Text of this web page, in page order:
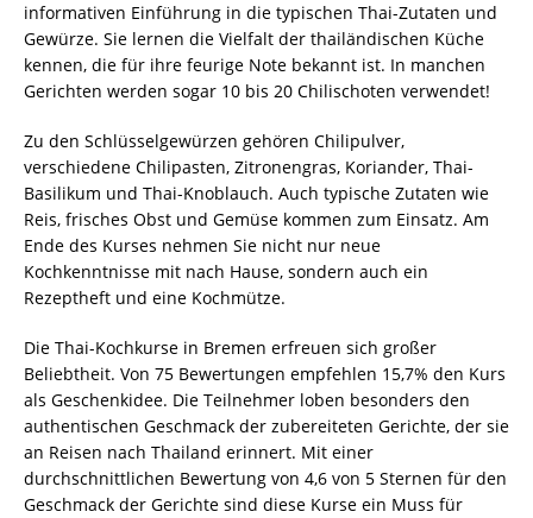
informativen Einführung in die typischen Thai-Zutaten und
Gewürze. Sie lernen die Vielfalt der thailändischen Küche
kennen, die für ihre feurige Note bekannt ist. In manchen
Gerichten werden sogar 10 bis 20 Chilischoten verwendet!
Zu den Schlüsselgewürzen gehören Chilipulver,
verschiedene Chilipasten, Zitronengras, Koriander, Thai-
Basilikum und Thai-Knoblauch. Auch typische Zutaten wie
Reis, frisches Obst und Gemüse kommen zum Einsatz. Am
Ende des Kurses nehmen Sie nicht nur neue
Kochkenntnisse mit nach Hause, sondern auch ein
Rezeptheft und eine Kochmütze.
Die Thai-Kochkurse in Bremen erfreuen sich großer
Beliebtheit. Von 75 Bewertungen empfehlen 15,7% den Kurs
als Geschenkidee. Die Teilnehmer loben besonders den
authentischen Geschmack der zubereiteten Gerichte, der sie
an Reisen nach Thailand erinnert. Mit einer
durchschnittlichen Bewertung von 4,6 von 5 Sternen für den
Geschmack der Gerichte sind diese Kurse ein Muss für